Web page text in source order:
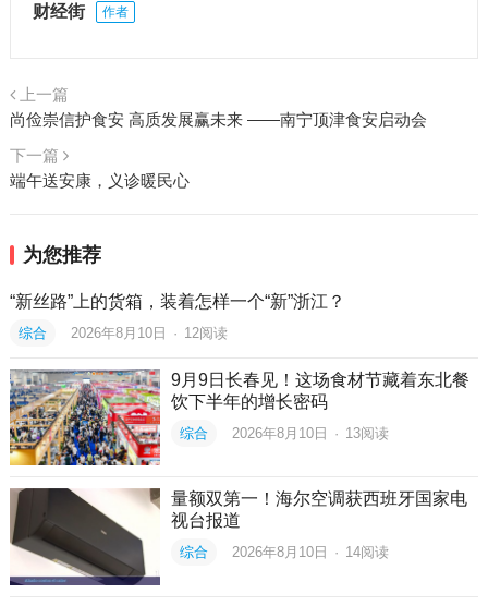
财经街 作者
上一篇
尚俭崇信护食安 高质发展赢未来 ——南宁顶津食安启动会
下一篇
端午送安康，义诊暖民心
为您推荐
“新丝路”上的货箱，装着怎样一个“新”浙江？
综合 2026年8月10日 · 12阅读
9月9日长春见！这场食材节藏着东北餐
饮下半年的增长密码
综合 2026年8月10日 · 13阅读
量额双第一！海尔空调获西班牙国家电
视台报道
综合 2026年8月10日 · 14阅读